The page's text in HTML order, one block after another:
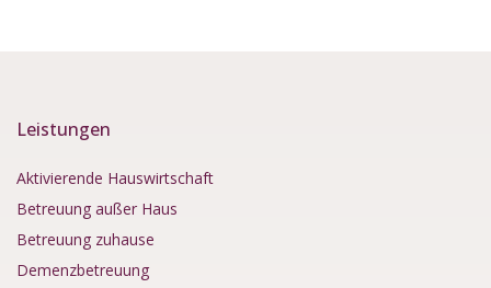
Leistungen
Aktivierende Hauswirtschaft
Betreuung außer Haus
Betreuung zuhause
Demenzbetreuung